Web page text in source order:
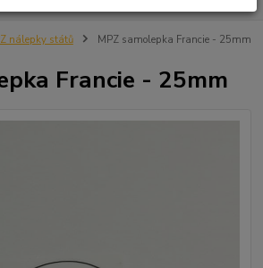
nálepky států MPZ samolepka Francie - 25mm
Francie - 25mm